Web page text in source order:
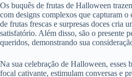
Os buquês de frutas de Halloween
com designs complexos que capturam
de frutas frescas e surpresas doces cria
satisfatório. Além disso, são o presente
queridos, demonstrando sua
Na sua celebração de Halloween, esses
focal cativante, estimulam conversas e